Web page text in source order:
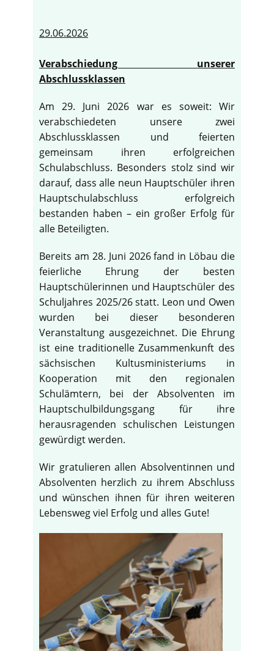
29.06.2026
Verabschiedung unserer
Abschlussklassen
Am 29. Juni 2026 war es soweit: Wir
verabschiedeten unsere zwei
Abschlussklassen und feierten
gemeinsam ihren erfolgreichen
Schulabschluss. Besonders stolz sind wir
darauf, dass alle neun Hauptschüler ihren
Hauptschulabschluss erfolgreich
bestanden haben – ein großer Erfolg für
alle Beteiligten.
Bereits am 28. Juni 2026 fand in Löbau die
feierliche Ehrung der besten
Hauptschülerinnen und Hauptschüler des
Schuljahres 2025/26 statt. Leon und Owen
wurden bei dieser besonderen
Veranstaltung ausgezeichnet. Die Ehrung
ist eine traditionelle Zusammenkunft des
sächsischen Kultusministeriums in
Kooperation mit den regionalen
Schulämtern, bei der Absolventen im
Hauptschulbildungsgang für ihre
herausragenden schulischen Leistungen
gewürdigt werden.
Wir gratulieren allen Absolventinnen und
Absolventen herzlich zu ihrem Abschluss
und wünschen ihnen für ihren weiteren
Lebensweg viel Erfolg und alles Gute!